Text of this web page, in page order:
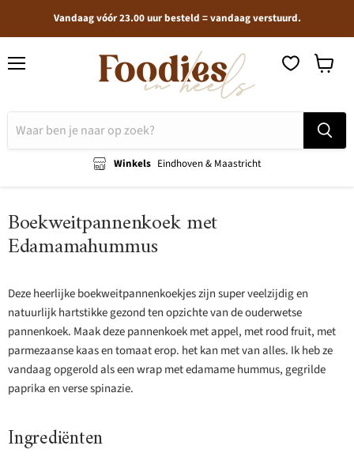
Vandaag vóór 23.00 uur besteld = vandaag verstuurd.
Winkels Eindhoven & Maastricht
Boekweitpannenkoek met
Edamamahummus
Deze heerlijke boekweitpannenkoekjes zijn super veelzijdig en
natuurlijk hartstikke gezond ten opzichte van de ouderwetse
pannenkoek. Maak deze pannenkoek met appel, met rood fruit, met
parmezaanse kaas en tomaat erop. het kan met van alles. Ik heb ze
vandaag opgerold als een wrap met edamame hummus, gegrilde
paprika en verse spinazie.
Ingrediënten